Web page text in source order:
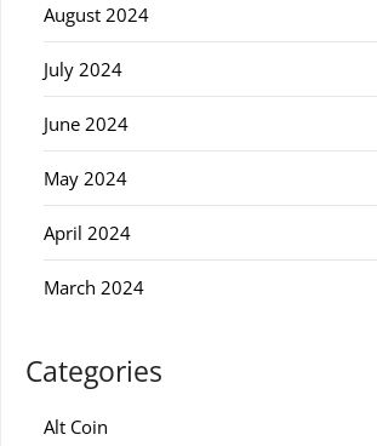
August 2024
July 2024
June 2024
May 2024
April 2024
March 2024
Categories
Alt Coin